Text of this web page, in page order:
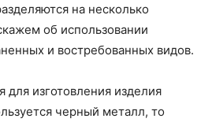
на несколько
об использовании
и востребованных видов.
для изготовления изделия
черный металл, то